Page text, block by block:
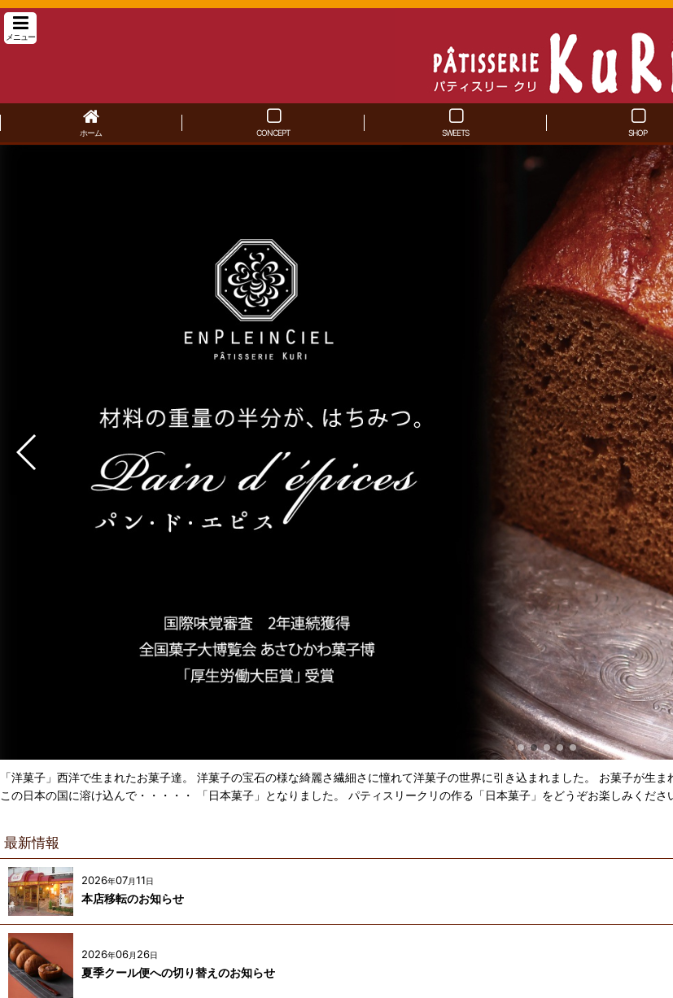
メニュー
ホーム CONCEPT SWEETS SHOP
「洋菓子」西洋で生まれたお菓子達。 洋菓子の宝石の様な綺麗さ繊細さに憧れて洋菓子の世界に引き込まれました。 お菓子が生
この日本の国に溶け込んで・・・・・ 「日本菓子」となりました。 パティスリークリの作る「日本菓子」をどうぞお楽しみくださ
最新情報
2026年07月11日
本店移転のお知らせ
2026年06月 26日
夏季クール便への切り替えのお知らせ